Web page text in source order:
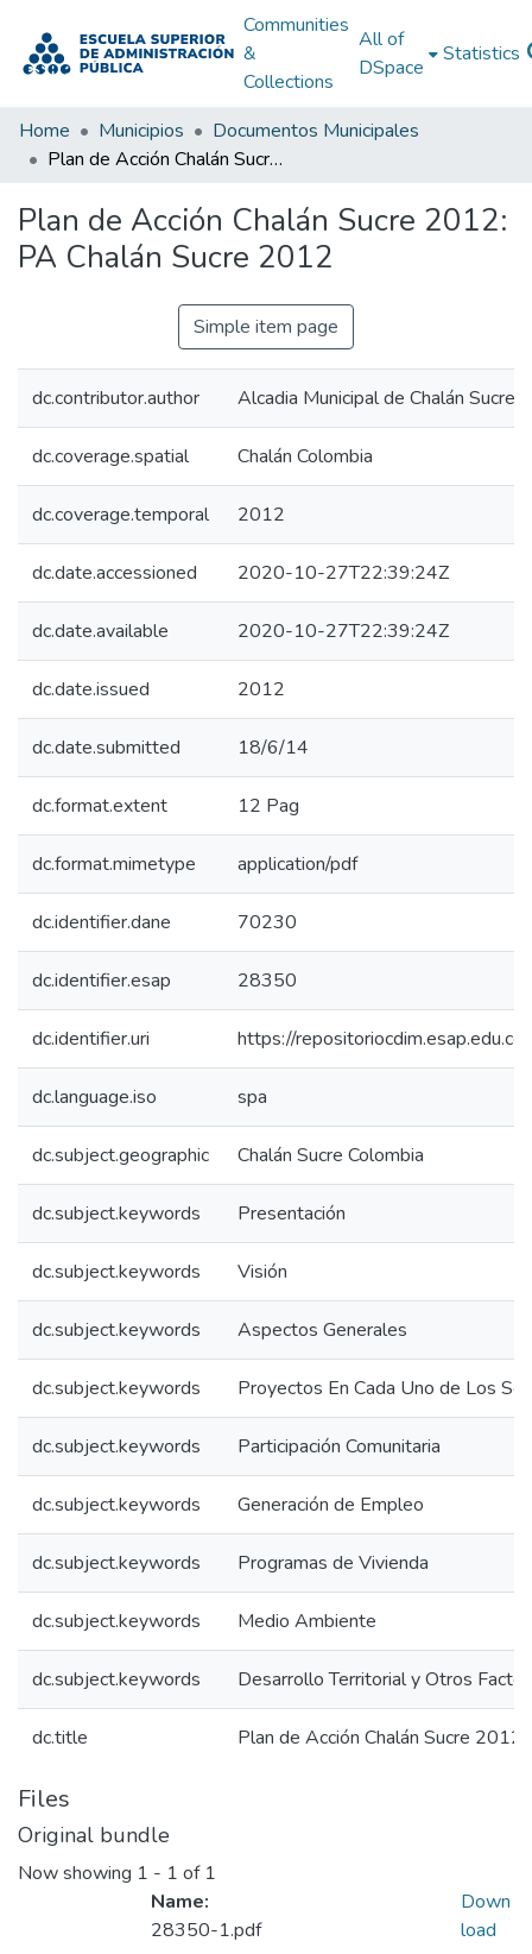
Communities
&
Collections
All of
DSpace
Statistics
Home Municipios
Documentos Municipales
Plan de Acción Chalán Sucre 2012: PA Chalán Sucre 2012
Plan de Acción Chalán Sucre 2012:
PA Chalán Sucre 2012
Simple item page
dc.contributor.author Alcadia Municipal de Chalán Sucre
dc.coverage.spatial Chalán Colombia
dc.coverage.temporal 2012
dc.date.accessioned 2020-10-27T22:39:24Z
dc.date.available 2020-10-27T22:39:24Z
dc.date.issued 2012
dc.date.submitted 18/6/14
dc.format.extent 12 Pag
dc.format.mimetype application/pdf
dc.identifier.dane 70230
dc.identifier.esap 28350
dc.identifier.uri https://
dc.language.iso spa
dc.subject.geographic Chalán Sucre Colombia
dc.subject.keywords Presentación
dc.subject.keywords Visión
dc.subject.keywords Aspectos Generales
dc.subject.keywords Proyectos En Cada Uno de Los
dc.subject.keywords Participación Comunitaria
dc.subject.keywords Generación de Empleo
dc.subject.keywords Programas de Vivienda
dc.subject.keywords Medio Ambiente
dc.subject.keywords Desarrollo Territorial y Otros
dc.title Plan de Acción Chalán Sucre
Files
Original bundle
Now showing 1 - 1 of 1
Name:
28350-1.pdf
Down
load